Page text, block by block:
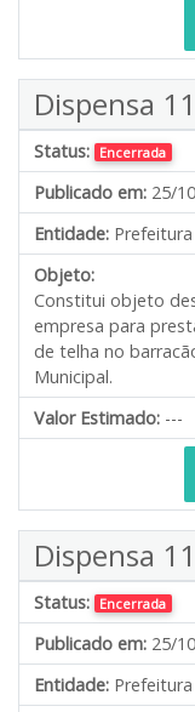
Dispensa
Status: Encerrada
Publicado em: 25/
Entidade: Prefeitura
Objeto:
Constitui objeto
empresa para
de telha no
Municipal.
Valor Estimado: ---
Dispensa
Status: Encerrada
Publicado em: 25/
Entidade: Prefeitura